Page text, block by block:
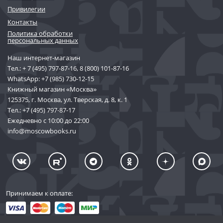
Привилегии
Контакты
Политика обработки
персональных данных
Наш интернет-магазин
Тел.:+ 7 (495) 797-87-16,8 (800) 101-87-16
WhatsApp:+7 (985) 730-12-15
Книжный магазин «Москва»
125375, г. Москва, ул. Тверская, д. 8, к. 1
Тел.:+7 (495) 797-87-17
Ежедневно с 10:00 до 22:00
info@moscowbooks.ru
Принимаем к оплате: